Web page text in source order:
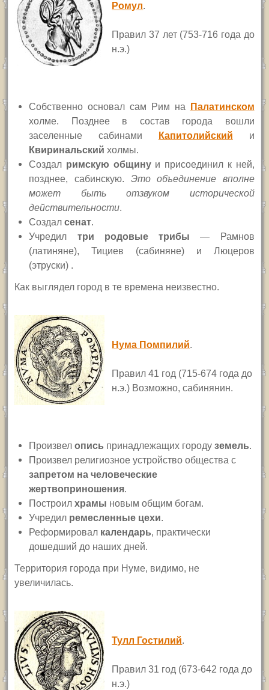
Ромул.
Правил 37 лет (753-716 года до
н.э.)
Собственно основал сам Рим на
Палатинском
холме. Позднее в состав города вошли
заселенные сабинами
Капитолийский и
Квиринальский холмы.
Создал римскую общинуи присоединил к ней,
позднее, сабинскую. Это объединение вполне
может быть отзвуком исторической
действительности.
Создал сенат.
Учредил три родовые трибы — Рамнов
(латиняне), Тициев (сабиняне) и Люцеров
(этруски) .
Как выглядел город в те времена неизвестно.
Нума Помпилий.
Правил 41 год (715-674 года до
н.э.) Возможно, сабинянин.
Произвелопись принадлежащих городуземель.
Произвел религиозное устройство общества с
запретом на человеческие
жертвоприношения.
Построилхрамы новым общим богам.
Учредил ремесленные цехи.
Реформировал календарь, практически
дошедший до наших дней.
Территория города при Нуме, видимо, не
увеличилась.
Тулл Гостилий.
Правил 31 год (673-642 года до
н.э.)